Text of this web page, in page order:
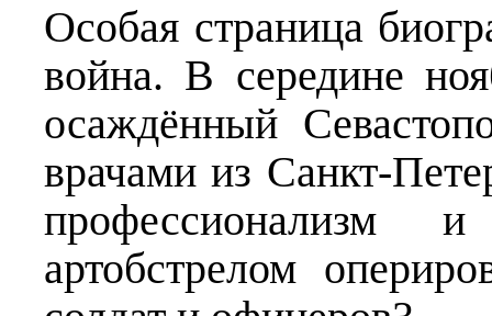
Особая страница
война. В середине
осаждённый
врачами из Санкт-
артобстрелом